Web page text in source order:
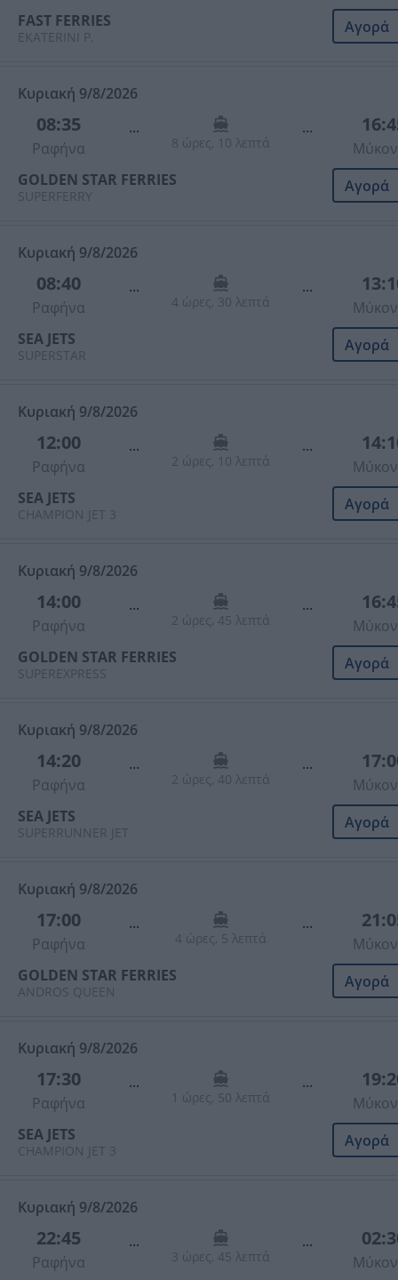
FAST FERRIES
EKATERINI P.
Αγορά
Κυριακή 9/8/2026
08:35
Ραφήνα
...
8 ώρες, 10 λεπτά
...
GOLDEN STAR FERRIES
SUPERFERRY
Αγορά
Κυριακή 9/8/2026
08:40
Ραφήνα
...
4 ώρες, 30 λεπτά
...
SEA JETS
SUPERSTAR
Αγορά
Κυριακή 9/8/2026
12:00
Ραφήνα
...
2 ώρες, 10 λεπτά
...
SEA JETS
CHAMPION JET 3
Αγορά
Κυριακή 9/8/2026
14:00
Ραφήνα
...
2 ώρες, 45 λεπτά
...
GOLDEN STAR FERRIES
SUPEREXPRESS
Αγορά
Κυριακή 9/8/2026
14:20
Ραφήνα
...
2 ώρες, 40 λεπτά
...
SEA JETS
SUPERRUNNER JET
Αγορά
Κυριακή 9/8/2026
17:00
Ραφήνα
...
4 ώρες, 5 λεπτά
...
GOLDEN STAR FERRIES
ANDROS QUEEN
Αγορά
Κυριακή 9/8/2026
17:30
Ραφήνα
...
1 ώρες, 50 λεπτά
...
SEA JETS
CHAMPION JET 3
Αγορά
Κυριακή 9/8/2026
22:45
Ραφήνα
...
3 ώρες, 45 λεπτά
...